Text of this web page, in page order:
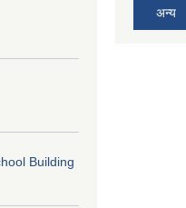
Building
अन्य